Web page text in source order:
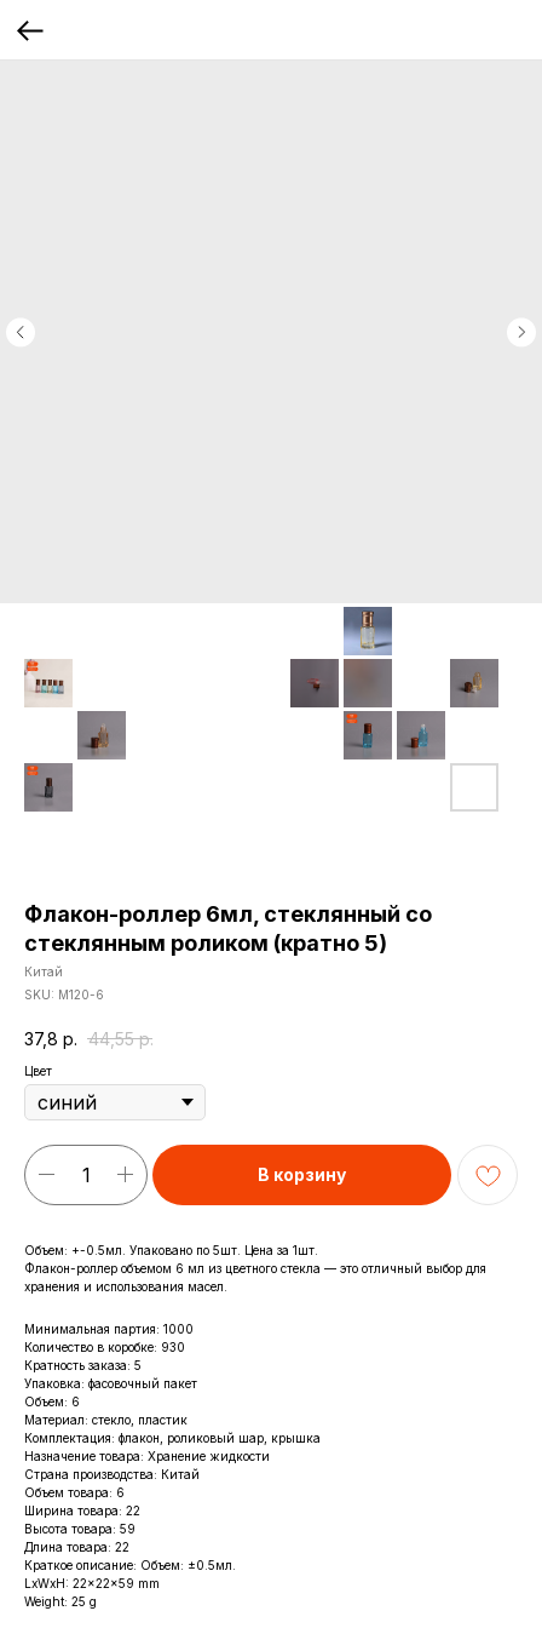
Флакон-роллер 6мл, стеклянный со
стеклянным роликом (кратно 5)
Китай
SKU: М120-6
37,8 р. 44,55 р.
Цвет
В корзину
Объем: +-0.5мл. Упаковано по 5шт. Цена за 1шт.
Флакон-роллер объемом 6 мл из цветного стекла — это отличный выбор для
хранения и использования масел.
Минимальная партия: 1000
Количество в коробке: 930
Кратность заказа: 5
Упаковка: фасовочный пакет
Объем: 6
Материал: стекло, пластик
Комплектация: флакон, роликовый шар, крышка
Назначение товара: Хранение жидкости
Страна производства: Китай
Объем товара: 6
Ширина товара: 22
Высота товара: 59
Длина товара: 22
Краткое описание: Объем: ±0.5мл.
LxWxH: 22x22x59 mm
Weight: 25 g